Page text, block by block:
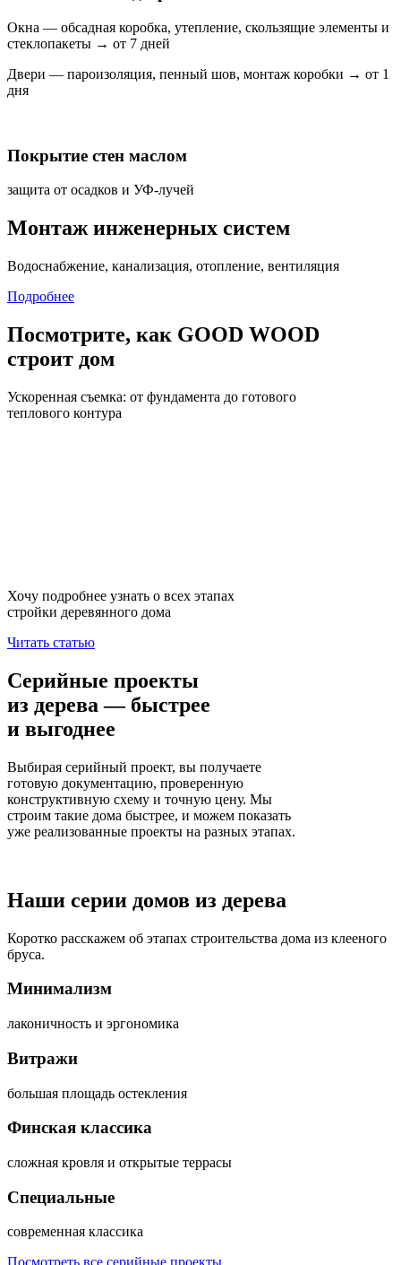
Окна — обсадная коробка, утепление, скользящие элементы и
стеклопакеты → от 7 дней
Двери — пароизоляция, пенный шов, монтаж коробки → от 1
дня
Покрытие стен маслом
защита от осадков и УФ-лучей
Монтаж инженерных систем
Водоснабжение, канализация, отопление, вентиляция
Подробнее
Посмотрите, как GOOD WOOD
строит дом
Ускоренная съемка: от фундамента до готового
теплового контура
Хочу подробнее узнать о всех этапах
стройки деревянного дома
Читать статью
Серийные проекты
из дерева — быстрее
и выгоднее
Выбирая серийный проект, вы получаете
готовую документацию, проверенную
конструктивную схему и точную цену. Мы
строим такие дома быстрее, и можем показать
уже реализованные проекты на разных этапах.
Наши серии домов из дерева
Коротко расскажем об этапах строительства дома из клееного
бруса.
Минимализм
лаконичность и эргономика
Витражи
большая площадь остекления
Финская классика
сложная кровля и открытые террасы
Специальные
современная классика